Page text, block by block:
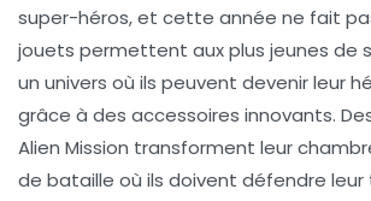
super-héros, et cette année ne fait
jouets permettent aux plus jeunes de
un univers où ils peuvent devenir leur
grâce à des accessoires innovants.
Alien Mission transforment leur
de bataille où ils doivent défendre